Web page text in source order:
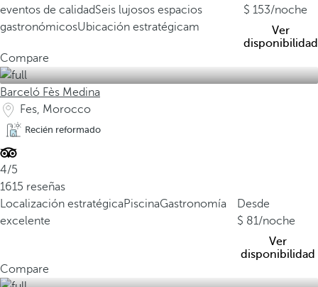
eventos de calidadSeis lujosos espacios
gastronómicosUbicación estratégicam
153/noche
Ver
disponibilidad
Compare
Barceló Fès Medina
Fes, Morocco
Recién reformado
4/5
1615 reseñas
Localización estratégicaPiscinaGastronomía
excelente
Desde
81/noche
Ver
disponibilidad
Compare